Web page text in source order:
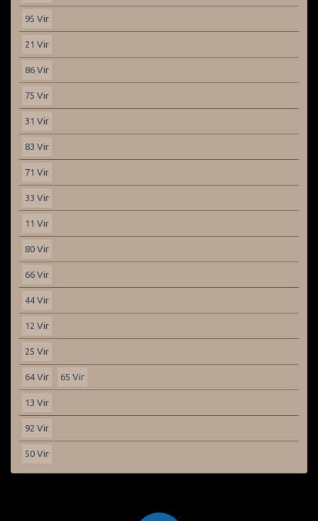
95 Vir
21 Vir
86 Vir
75 Vir
31 Vir
83 Vir
71 Vir
33 Vir
11 Vir
80 Vir
66 Vir
44 Vir
12 Vir
25 Vir
64 Vir 65 Vir
13 Vir
92 Vir
50 Vir